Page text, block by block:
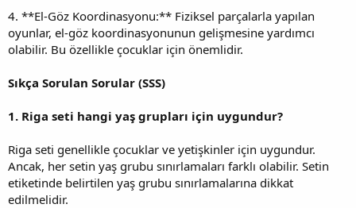
4. **El-Göz Koordinasyonu:** Fiziksel parçalarla yapılan
oyunlar, el-göz koordinasyonunun gelişmesine yardımcı
olabilir. Bu özellikle çocuklar için önemlidir.
Sıkça Sorulan Sorular (SSS)
1. Riga seti hangi yaş grupları için uygundur?
Riga seti genellikle çocuklar ve yetişkinler için uygundur.
Ancak, her setin yaş grubu sınırlamaları farklı olabilir. Setin
etiketinde belirtilen yaş grubu sınırlamalarına dikkat
edilmelidir.